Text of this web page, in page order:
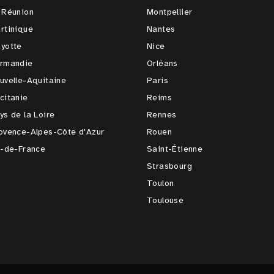
Aquitaine
de la Loire
Alpes-Côte d'Azur
de-France
Montpellier
Nantes
Nice
Orléans
Paris
Reims
Rennes
Rouen
Saint-Étienne
Strasbourg
Toulon
Toulouse